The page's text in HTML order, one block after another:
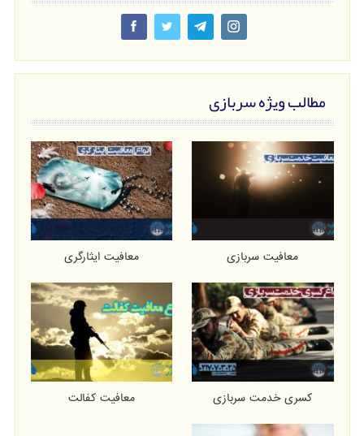
مطالب ویژه سربازی
معافیت سربازی معافیت ایثارگری
کسری خدمت سربازی معافیت کفالت